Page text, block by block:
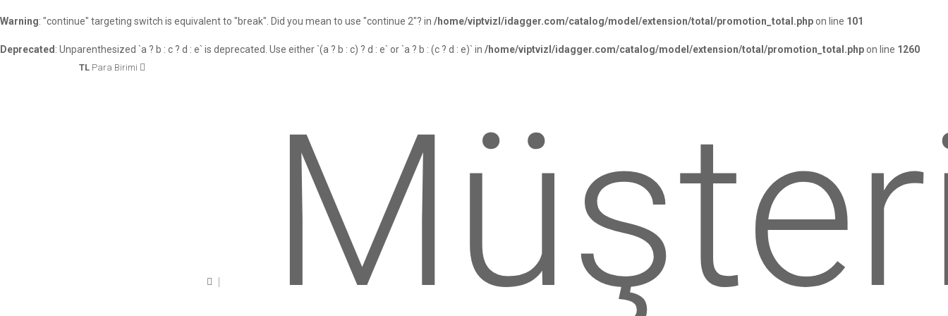
Warning: "continue" targeting switch is equivalent to "break". Did you mean to use "continue 2"? in /home/viptvizl/idagger.com/catalog/model/extension/total/promotion_total.phpon line 101
Deprecated : Unparenthesized `a ? b : c ? d : e` is deprecated. Use either `(a ? b : c) ? d : e` or `a ? b : (c ? d : e)` in /home/viptvizl/idagger.com/catalog/model/extension/total/promotion_total.phpon line 1260
TL Para Birimi